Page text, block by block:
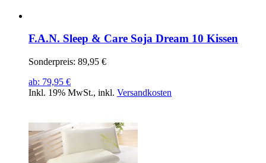
F.A.N. Sleep & Care Soja Dream 10 Kissen
Sonderpreis: 89,95 €
ab: 79,95 €
Inkl. 19% MwSt., inkl. Versandkosten